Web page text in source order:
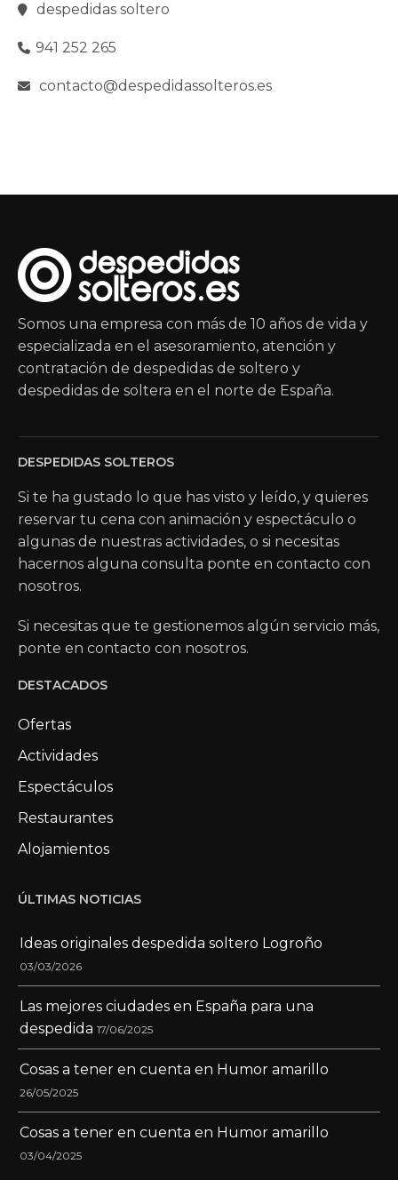
despedidas soltero
941 252 265
contacto@despedidassolteros.es
Somos una empresa con más de 10 años de vida y
especializada en el asesoramiento, atención y
contratación de despedidas de soltero y
despedidas de soltera en el norte de España.
DESPEDIDAS SOLTEROS
Si te ha gustado lo que has visto y leído, y quieres
reservar tu cena con animación y espectáculo o
algunas de nuestras actividades, o si necesitas
hacernos alguna consulta ponte en contacto con
nosotros.
Si necesitas que te gestionemos algún servicio más,
ponte en contacto con nosotros.
DESTACADOS
Ofertas
Actividades
Espectáculos
Restaurantes
Alojamientos
ÚLTIMAS NOTICIAS
Ideas originales despedida soltero Logroño
03/03/2026
Las mejores ciudades en España para una
despedida 17/06/2025
Cosas a tener en cuenta en Humor amarillo
26/05/2025
Cosas a tener en cuenta en Humor amarillo
03/04/2025